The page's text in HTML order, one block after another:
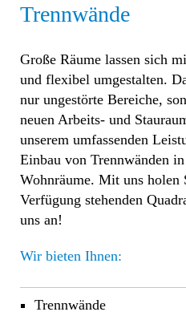
Stuck und Fliesenarbeiten
Urlaubsservice
Trennwände
Große Räume lassen sich
und flexibel umgestalten.
nur ungestörte Bereiche,
neuen Arbeits- und
unserem umfassenden
Einbau von Trennwänden
Wohnräume. Mit uns holen
Verfügung stehenden
uns an!
Wir bieten Ihnen:
Trennwände